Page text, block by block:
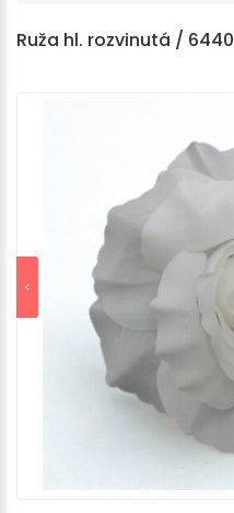
Ruža hl. rozvinutá / 6440